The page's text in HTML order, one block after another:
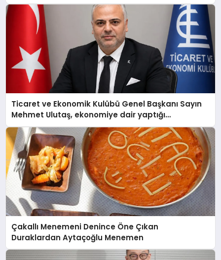
Ticaret ve Ekonomik Kulübü Genel Başkanı Sayın
Mehmet Ulutaş, ekonomiye dair yaptığı
açıklamada şunları kaydetti:
Çakallı Menemeni Denince Öne Çıkan
Duraklardan Aytaçoğlu Menemen